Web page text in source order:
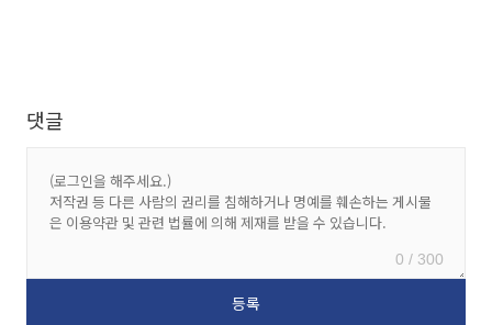
댓글
0 / 300